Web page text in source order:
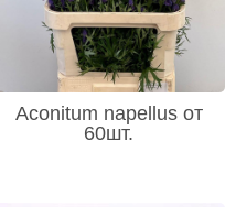
Aconitum napellus от
60шт.